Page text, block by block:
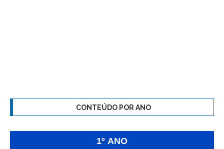
CONTEÚDO POR ANO
1º ANO